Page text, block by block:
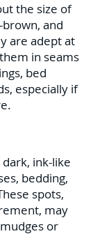
the size of
and
are adept at
in seams
bed
especially if
ink-like
bedding,
spots,
may
or